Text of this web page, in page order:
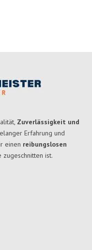
Zuverlässigkeit und
Erfahrung und
einen reibungslosen
ist.